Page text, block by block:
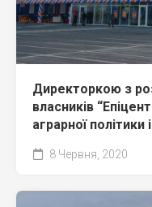
Директоркою з
власників
аграрної
8 Червня, 2020